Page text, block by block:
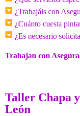
¿Trabajáis con
¿Cuánto cuesta
¿Es necesario
Trabajan con
Taller Chapa
León